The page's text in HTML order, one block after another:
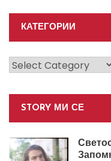
КАТЕГОРИИ
Категории
STORY МИ СЕ